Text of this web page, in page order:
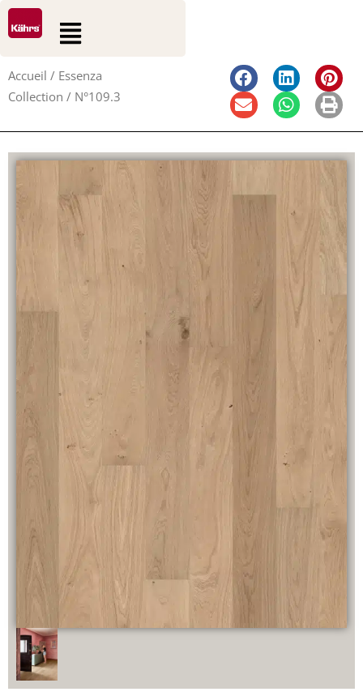
Aller
au
RechercherFlyout
Menu
Accueil / Essenza
Collection / N°109.3